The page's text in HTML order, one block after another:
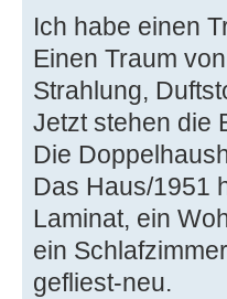
Ich habe einen
Einen Traum
Strahlung,
Jetzt stehen die
Die
Das Haus/1951
Laminat, ein
ein
gefliest-neu.